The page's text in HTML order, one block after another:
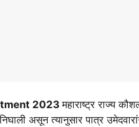
2023महाराष्ट्र राज्य
निघाली असून त्यानुसार पात्र